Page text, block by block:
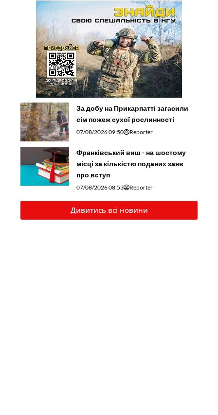
За добу на Прикарпатті загасили
сім пожеж сухої рослинності
07/08/2026 09:50 Reporter
Франківський виш - на шостому
місці за кількістю поданих заяв
про вступ
07/08/2026 08:53 Reporter
Дивитись всі новини